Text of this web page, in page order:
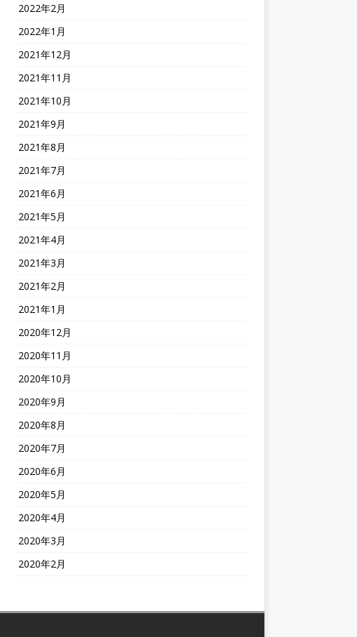
2022年2月
2022年1月
2021年12月
2021年11月
2021年10月
2021年9月
2021年8月
2021年7月
2021年6月
2021年5月
2021年4月
2021年3月
2021年2月
2021年1月
2020年12月
2020年11月
2020年10月
2020年9月
2020年8月
2020年7月
2020年6月
2020年5月
2020年4月
2020年3月
2020年2月